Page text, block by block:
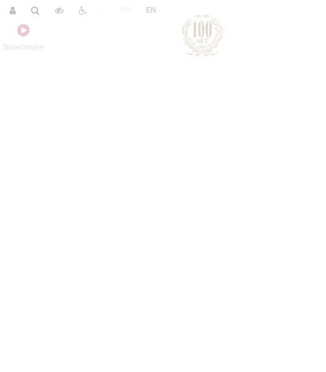
Трансляции
EN